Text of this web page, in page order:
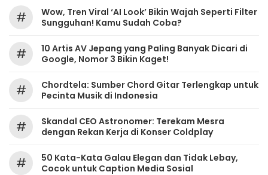
#
Wow, Tren Viral ‘AI Look’ Bikin Wajah Seperti Filter
Sungguhan! Kamu Sudah Coba?
#
10 Artis AV Jepang yang Paling Banyak Dicari di
Google, Nomor 3 Bikin Kaget!
#
Chordtela: Sumber Chord Gitar Terlengkap untuk
Pecinta Musik di Indonesia
#
Skandal CEO Astronomer: Terekam Mesra
dengan Rekan Kerja di Konser Coldplay
#
50 Kata-Kata Galau Elegan dan Tidak Lebay,
Cocok untuk Caption Media Sosial